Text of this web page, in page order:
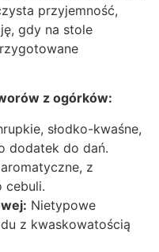
przyjemność,
gdy na stole
z ogórków:
słodko-kwaśne,
dodatek do dań.
z
cebuli.
Nietypowe
z kwaskowatością